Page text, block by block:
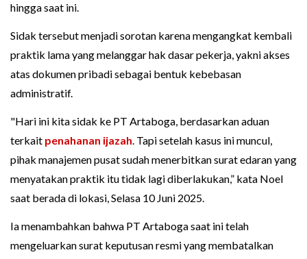
hingga saat ini.
Sidak tersebut menjadi sorotan karena mengangkat kembali
praktik lama yang melanggar hak dasar pekerja, yakni akses
atas dokumen pribadi sebagai bentuk kebebasan
administratif.
"Hari ini kita sidak ke PT Artaboga, berdasarkan aduan
terkait penahanan ijazah. Tapi setelah kasus ini muncul,
pihak manajemen pusat sudah menerbitkan surat edaran yang
menyatakan praktik itu tidak lagi diberlakukan,” kata Noel
saat berada di lokasi, Selasa 10 Juni 2025.
Ia menambahkan bahwa PT Artaboga saat ini telah
mengeluarkan surat keputusan resmi yang membatalkan